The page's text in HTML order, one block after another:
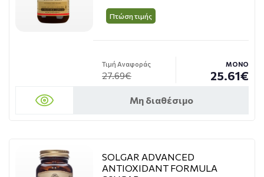
Πτώση τιμής
Τιμή Αναφοράς
27.69€
ΜΟΝΟ
25.61€
Μη διαθέσιμο
SOLGAR ADVANCED
ANTIOXIDANT FORMULA